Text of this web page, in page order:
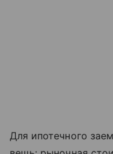
Для ипотечного